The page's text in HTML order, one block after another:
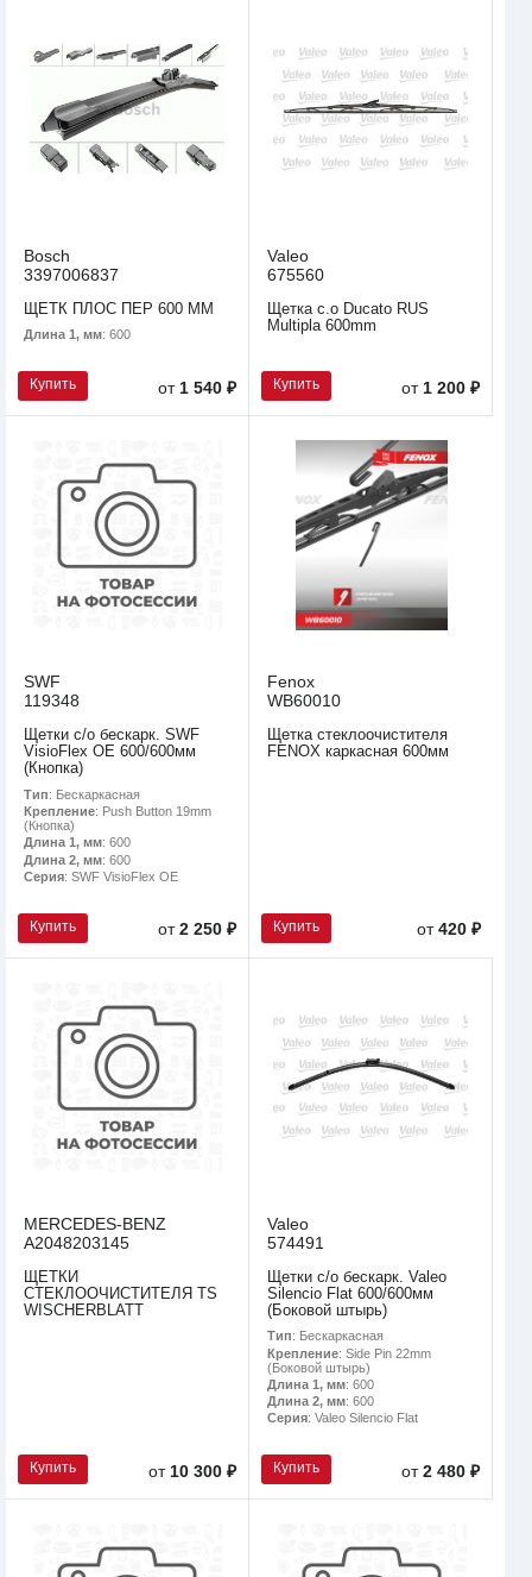
Bosch
3397006837
ЩЕТК ПЛОС ПЕР 600 MM
Длина 1, мм: 600
Купить от 1 540 ₽
Valeo
675560
Щетка с.о Ducato RUS
Multipla 600mm
Купить от 1 200 ₽
SWF
119348
Щетки с/о бескарк. SWF
VisioFlex OE 600/600мм
(Кнопка)
Тип: Бескаркасная
Крепление: Push Button 19mm
(Кнопка)
Длина 1, мм: 600
Длина 2, мм: 600
Серия: SWF VisioFlex OE
Купить от2 250 ₽
Fenox
WB60010
Щетка стеклоочистителя
FENOX каркасная 600мм
Купить от420 ₽
MERCEDES-BENZ
A2048203145
ЩЕТКИ
СТЕКЛООЧИСТИТЕЛЯ TS
WISCHERBLATT
Купить от 10 300 ₽
Valeo
574491
Щетки с/о бескарк. Valeo
Silencio Flat 600/600мм
(Боковой штырь)
Тип: Бескаркасная
Крепление: Side Pin 22mm
(Боковой штырь)
Длина 1, мм: 600
Длина 2, мм: 600
Серия: Valeo Silencio Flat
Купить от2 480 ₽